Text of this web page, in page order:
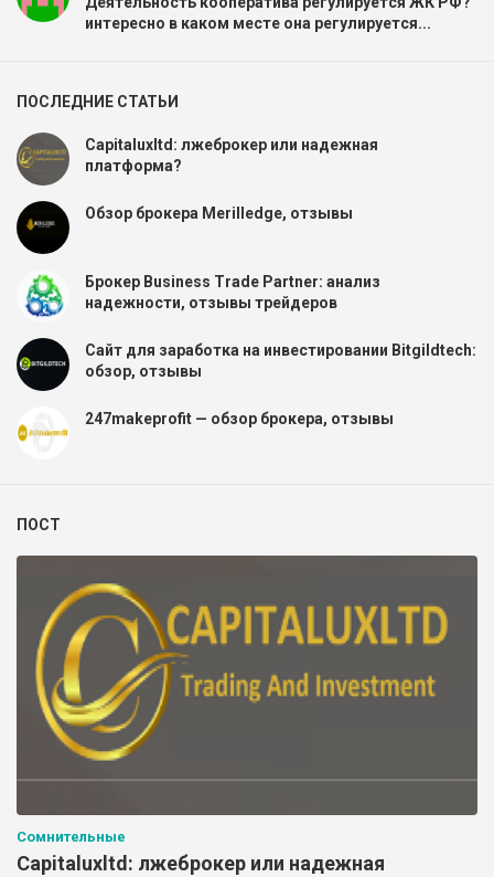
интересно в каком месте она регулируется...
ПОСЛЕДНИЕ СТАТЬИ
Capitaluxltd: лжеброкер или надежная
платформа?
Обзор брокера Merilledge, отзывы
Брокер Business Trade Partner: анализ
надежности, отзывы трейдеров
Сайт для заработка на инвестировании Bitgildtech:
обзор, отзывы
247makeprofit — обзор брокера, отзывы
ПОСТ
Сомнительные
Capitaluxltd: лжеброкер или надежная